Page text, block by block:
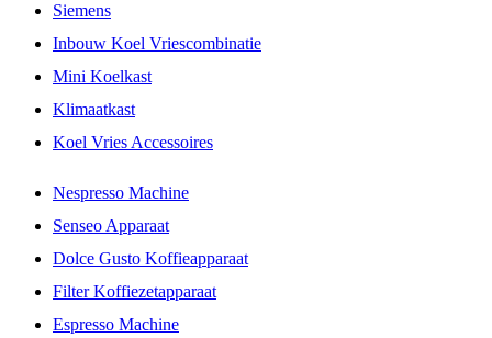
Siemens
Inbouw Koel Vriescombinatie
Mini Koelkast
Klimaatkast
Koel Vries Accessoires
Nespresso Machine
Senseo Apparaat
Dolce Gusto Koffieapparaat
Filter Koffiezetapparaat
Espresso Machine